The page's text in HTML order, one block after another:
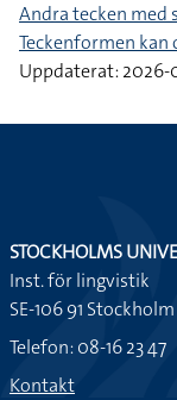
Andra tecken med
Teckenformen kan
Uppdaterat: 2026-
STOCKHOLMS
Inst. för lingvistik
SE-106 91 Stockholm
Telefon: 08-16 23 47
Kontakt